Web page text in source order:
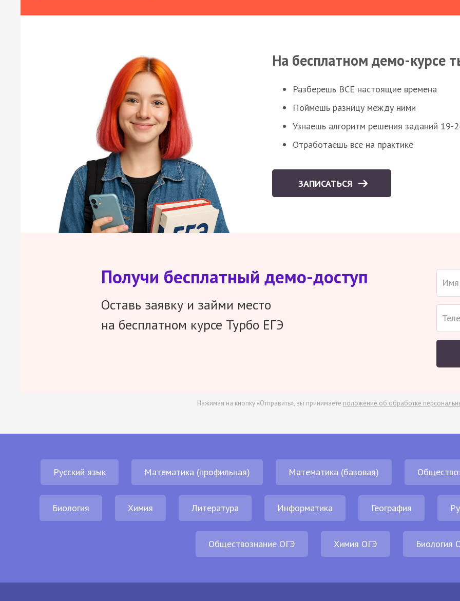
На бесплатном демо-курсе
Разберешь ВСЕ настоящие времена
Поймешь разницу между ними
Узнаешь алгоритм решения заданий 19-
Отработаешь все на практике
ЗАПИСАТЬСЯ
Получи бесплатный демо-доступ
Оставь заявку и займи место
на бесплатном курсе Турбо ЕГЭ
Нажимая на кнопку «Отправить», вы принимаете положение об обработке
Русский язык Математика (профильная) Математика (базовая)
Биология Химия Литература Информатика География
Обществознание ОГЭ Химия ОГЭ Биология